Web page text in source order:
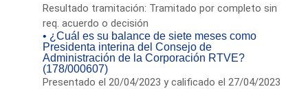
Resultado tramitación: Tramitado por completo sin
req. acuerdo o decisión
• ¿Cuál es su balance de siete meses como
Presidenta interina del Consejo de
Administración de la Corporación RTVE?
(178/000607)
Presentado el 20/04/2023 y calificado el 27/04/2023